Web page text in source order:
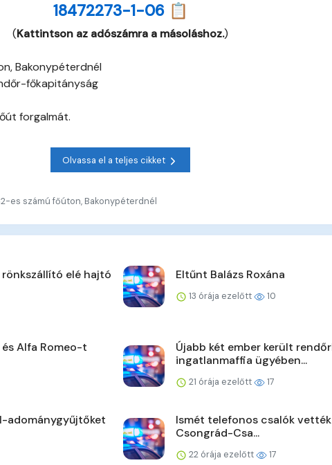
18472273-1-06 📋
(Kattintson az adószámra a másoláshoz.)
Bakonypéterdnél
főkapitányság
forgalmát.
Olvassa el a teljes cikket
es számú főúton, Bakonypéterdnél
elé hajtó
Eltűnt Balázs Roxána
13 órája ezelőtt 10
Alfa Romeo-t
Újabb két ember került
ingatlanmaffia ügyében...
21 órája ezelőtt 17
adománygyűjtőket
Ismét telefonos csalók
Csongrád-Csa...
22 órája ezelőtt 17